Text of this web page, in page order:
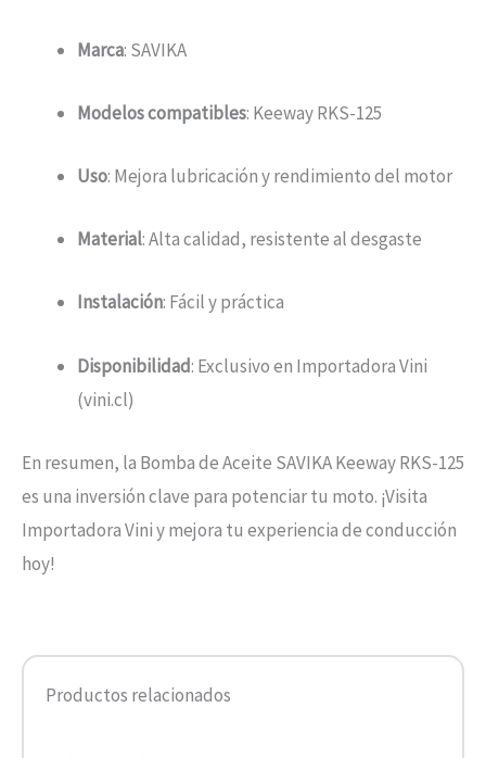
Marca: SAVIKA
Modelos compatibles: Keeway RKS-125
Uso: Mejora lubricación y rendimiento del motor
Material: Alta calidad, resistente al desgaste
Instalación: Fácil y práctica
Disponibilidad: Exclusivo en Importadora Vini
(vini.cl)
En resumen, la Bomba de Aceite SAVIKA Keeway RKS-125
es una inversión clave para potenciar tu moto. ¡Visita
Importadora Vini y mejora tu experiencia de conducción
hoy!
Productos relacionados